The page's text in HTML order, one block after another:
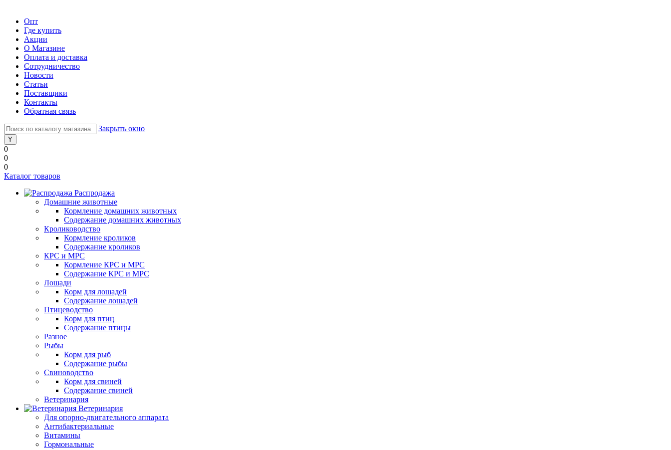
Опт
Где купить
Акции
О Магазине
Оплата и доставка
Сотрудничество
Новости
Статьи
Поставщики
Контакты
Обратная связь
Закрыть окно
0
0
0
Каталог товаров
Распродажа
Домашние животные
Кормление домашних животных
Содержание домашних животных
Кролиководство
Кормление кроликов
Содержание кроликов
КРС и МРС
Кормление КРС и МРС
Содержание КРС и МРС
Лошади
Корм для лошадей
Содержание лошадей
Птицеводство
Корм для птиц
Содержание птицы
Разное
Рыбы
Корм для рыб
Содержание рыбы
Свиноводство
Корм для свиней
Содержание свиней
Ветеринария
Ветеринария
Для опорно-двигательного аппарата
Антибактериальные
Витамины
Гормональные